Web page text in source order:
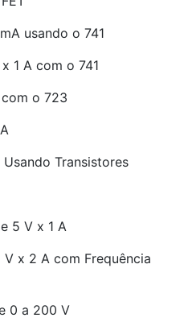
usando o 741
1 A com o 741
o 723
Transistores
5 V x 1 A
x 2 A com Frequência
0 a 200 V